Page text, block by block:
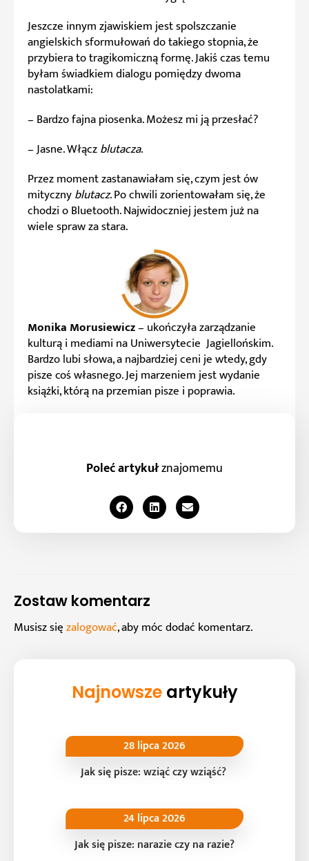
Jeszcze innym zjawiskiem jest spolszczanie
angielskich sformułowań do takiego stopnia, że
przybiera to tragikomiczną formę. Jakiś czas temu
byłam świadkiem dialogu pomiędzy dwoma
nastolatkami:
– Bardzo fajna piosenka. Możesz mi ją przesłać?
– Jasne. Włączblutacza.
Przez moment zastanawiałam się, czym jest ów
mitycznyblutacz. Po chwili zorientowałam się, że
chodzi o Bluetooth. Najwidoczniej jestem już na
wiele spraw za stara.
Monika Morusiewicz– ukończyła zarządzanie
kulturą i mediami na Uniwersytecie Jagiellońskim.
Bardzo lubi słowa, a najbardziej ceni je wtedy, gdy
pisze coś własnego. Jej marzeniem jest wydanie
książki, którą na przemian pisze i poprawia.
Poleć artykułznajomemu
Zostaw komentarz
Musisz sięzalogować, aby móc dodać komentarz.
Najnowszeartykuły
Jak się pisze: wziąć czy wziąść?
28 lipca 2026
Jak się pisze: narazie czy na razie?
24 lipca 2026